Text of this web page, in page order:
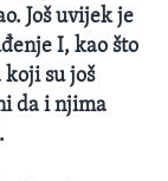
Još uvijek je
I, kao što
koji su još
da i njima